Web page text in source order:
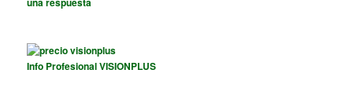
Info Profesional VISIONPLUS